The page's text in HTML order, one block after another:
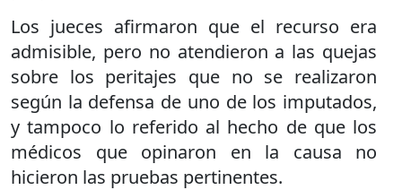
Los jueces afirmaron que el recurso era
admisible, pero no atendieron a las quejas
sobre los peritajes que no se realizaron
según la defensa de uno de los imputados,
y tampoco lo referido al hecho de que los
médicos que opinaron en la causa no
hicieron las pruebas pertinentes.